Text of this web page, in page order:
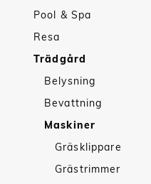
Pool & Spa
Resa
Trädgård
Belysning
Bevattning
Maskiner
Gräsklippare
Grästrimmer